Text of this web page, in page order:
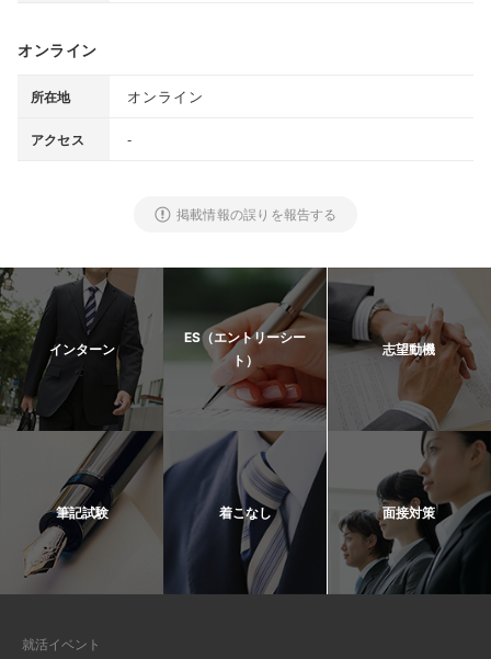
オンライン
所在地 オンライン
アクセス -
掲載情報の誤りを報告する
インターン
ES（エントリーシー
ト）
志望動機
筆記試験 着こなし 面接対策
就活イベント